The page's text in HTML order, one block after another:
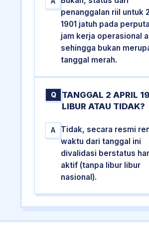
penanggalan riil untuk
1901 jatuh pada
jam kerja operasional
sehingga bukan
tanggal merah.
Q
TANGGAL 2 APRIL
LIBUR ATAU TIDAK?
A
Tidak, secara resmi
waktu dari tanggal ini
divalidasi berstatus
aktif (tanpa libur libur
nasional).